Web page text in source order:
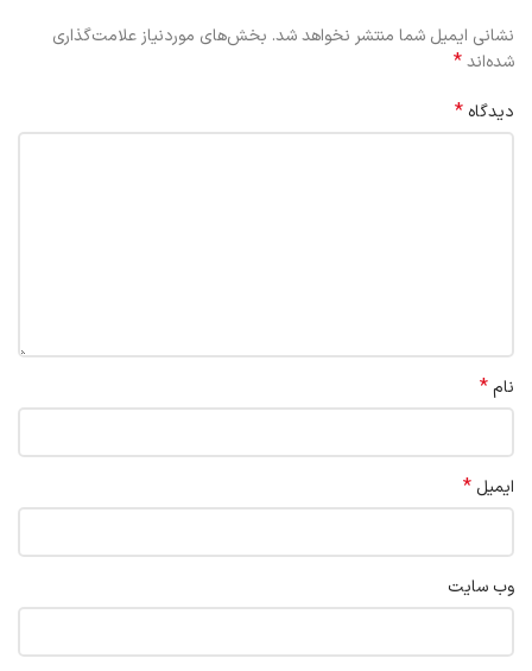
نشانی ایمیل شما منتشر نخواهد شد. بخش‌های موردنیاز علامت‌گذاری
شده‌اند*
دیدگاه *
نام*
ایمیل *
وب‌ سایت